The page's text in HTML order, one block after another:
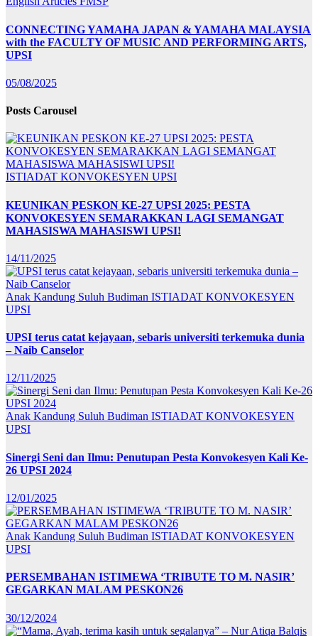
CONNECTING YAMAHA JAPAN & YAMAHA MALAYSIA
with the FACULTY OF MUSIC AND PERFORMING ARTS,
UPSI
05/08/2025
Posts Carousel
ISTIADAT KONVOKESYEN UPSI
KEUNIKAN PESKON KE-27 UPSI 2025: PESTA
KONVOKESYEN SEMARAKKAN LAGI SEMANGAT
MAHASISWA MAHASISWI UPSI!
14/11/2025
Anak Kandung Suluh Budiman ISTIADAT KONVOKESYEN
UPSI
UPSI terus catat kejayaan, sebaris universiti terkemuka dunia
– Naib Canselor
12/11/2025
Anak Kandung Suluh Budiman ISTIADAT KONVOKESYEN
UPSI
Sinergi Seni dan Ilmu: Penutupan Pesta Konvokesyen Kali Ke-
26 UPSI 2024
12/01/2025
Anak Kandung Suluh Budiman ISTIADAT KONVOKESYEN
UPSI
PERSEMBAHAN ISTIMEWA ‘TRIBUTE TO M. NASIR’
GEGARKAN MALAM PESKON26
30/12/2024